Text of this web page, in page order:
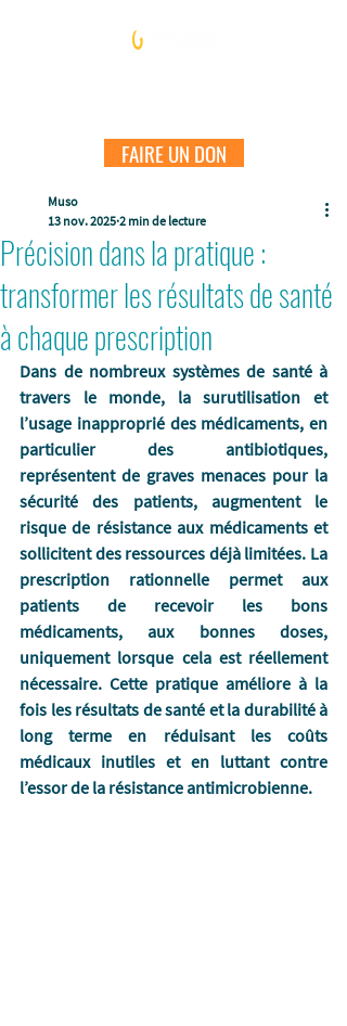
FAIRE UN DON
Précision dans la pratique :
transformer les résultats de santé
à chaque prescription
Muso
13 nov. 2025 2 min de lecture
Dans de nombreux systèmes de santé à
travers le monde, la surutilisation et
l’usage inapproprié des médicaments, en
particulier des antibiotiques,
représentent de graves menaces pour la
sécurité des patients, augmentent le
risque de résistance aux médicaments et
sollicitent des ressources déjà limitées. La
prescription rationnelle permet aux
patients de recevoir les bons
médicaments, aux bonnes doses,
uniquement lorsque cela est réellement
nécessaire. Cette pratique améliore à la
fois les résultats de santé et la durabilité à
long terme en réduisant les coûts
médicaux inutiles et en luttant contre
l’essor de la résistance antimicrobienne.